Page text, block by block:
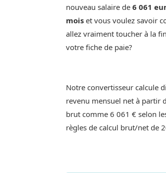
nouveau salaire de 6 061
mois et vous voulez savoir
allez vraiment toucher à la
votre fiche de paie?
Notre convertisseur calcule
revenu mensuel net à partir
brut comme 6 061 € selon
règles de calcul brut/net de